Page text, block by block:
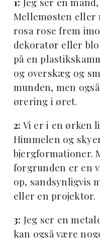
Mellemøsten eller
rosa rose frem
dekoratør eller
på en
og overskæg og
munden, men
ørering i øret.
2: Vi er i en ørken
Himmelen og
bjergformationer.
forgrunden er en
op, sandsynligvis
eller en projektor.
3: Jeg ser en
kan også være